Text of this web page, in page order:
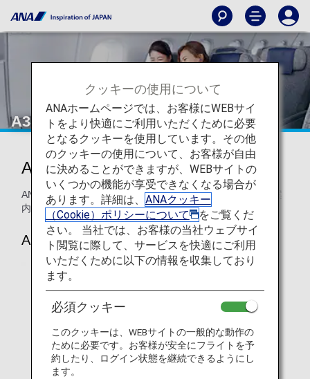
A380ファーストクラス
ANAファーストクラス
ANAのA380 ファーストクラス 座席・シートについてのご案
内です。
A380
クッキーの使用について
ANAホームページでは、お客様にWEBサイ
トをより快適にご利用いただくために必要
となるクッキーを使用しています。その他
のクッキーの使用について、お客様が自由
に決めることができますが、WEBサイトの
いくつかの機能が享受できなくなる場合が
あります。詳細は、 ANAクッキー
（Cookie）ポリシーについて
をご覧くだ
さい。 当社では、お客様の当社ウェブサイ
ト閲覧に際して、サービスを快適にご利用
いただくために以下の情報を収集しており
ます。
必須クッキー
このクッキーは、WEBサイトの一般的な動作の
ために必要です。お客様が安全にフライトを予
約したり、ログイン状態を継続できるようにし
ます。